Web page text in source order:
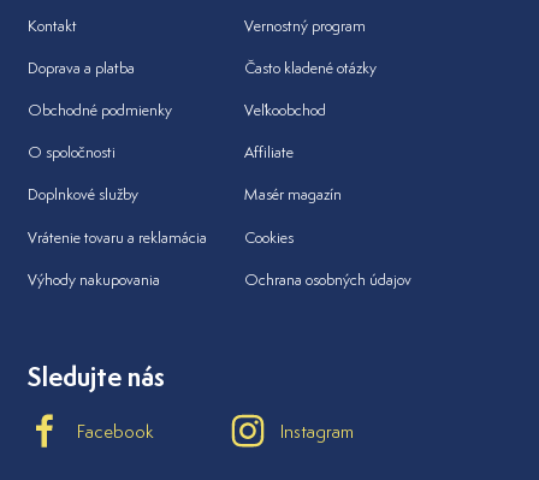
Kontakt
Doprava a platba
Obchodné podmienky
O spoločnosti
Doplnkové služby
Vrátenie tovaru a reklamácia
Výhody nakupovania
Vernostný program
Často kladené otázky
Veľkoobchod
Affiliate
Masér magazín
Cookies
Ochrana osobných údajov
Sledujte nás
Facebook Instagram